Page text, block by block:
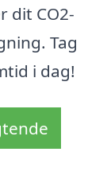
dit CO2-
Tag
i dag!